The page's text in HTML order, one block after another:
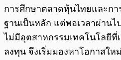
การศึกษาตลาดหุ้นไทยและก
ฐานเป็นหลัก แต่พอเวลาผ่านไ
ไม่มีอุตสาหกรรมเทคโนโลยีที่
ลงทุน จึงเริ่มมองหาโอกาสให